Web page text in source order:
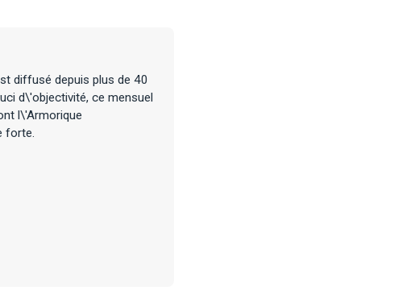
diffusé depuis plus de 40
d\'objectivité, ce mensuel
l\'Armorique
forte.